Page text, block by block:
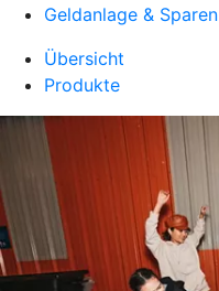
Geldanlage & Sparen
Übersicht
Produkte